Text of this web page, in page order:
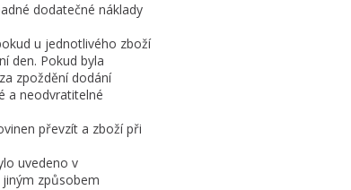
dodatečné náklady
u jednotlivého zboží
den. Pokud byla
zpoždění dodání
a neodvratitelné
převzít a zboží při
uvedeno v
způsobem